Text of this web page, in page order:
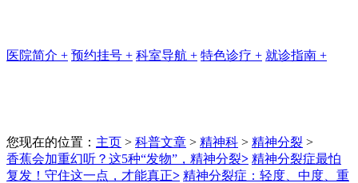
医院简介 + 预约挂号 + 科室导航 + 特色诊疗 + 就诊指南 +
您现在的位置： 主页 > 科普文章 > 精神科 > 精神分裂 >
香蕉会加重幻听？这5种“发物”，精神分裂> 精神分裂症最怕
复发！守住这一点，才能真正> 精神分裂症：轻度、中度、重